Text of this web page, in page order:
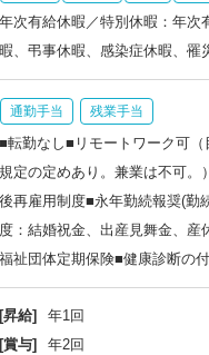
年次有給休暇／特別休暇：年次
暇、弔事休暇、感染症休暇、罹
通勤手当 残業手当
■転勤なし■リモートワーク可
規定の定めあり。兼業は不可
後再雇用制度■永年勤続報奨(勤
度：結婚祝金、出産見舞金、
福祉団体定期保険■健康診断の
[昇給]
年1回
[賞与]
年2回